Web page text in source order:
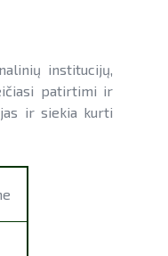
institucijų,
patirtimi ir
ir siekia kurti